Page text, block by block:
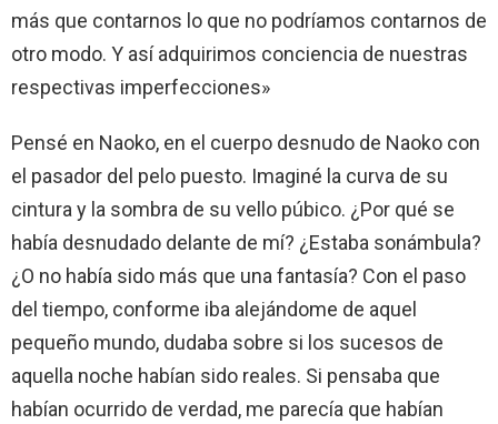
más que contarnos lo que no podríamos contarnos de
otro modo. Y así adquirimos conciencia de nuestras
respectivas imperfecciones»
Pensé en Naoko, en el cuerpo desnudo de Naoko con
el pasador del pelo puesto. Imaginé la curva de su
cintura y la sombra de su vello púbico. ¿Por qué se
había desnudado delante de mí? ¿Estaba sonámbula?
¿O no había sido más que una fantasía? Con el paso
del tiempo, conforme iba alejándome de aquel
pequeño mundo, dudaba sobre si los sucesos de
aquella noche habían sido reales. Si pensaba que
habían ocurrido de verdad, me parecía que habían